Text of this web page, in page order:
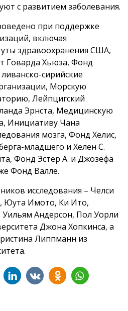
с развитием заболевания.
при поддержке
включая
здравоохранения США,
Говарда Хьюза, Фонд
сирийские
Морскую
Лейпцигский
Эрнста, Медицинскую
Инициативу Чана
мозга, Фонд Хелис,
младшего и Хелен С.
Фонд Эстер А. и Джозефа
Фонд Валле.
исследования – Челси
Юута Имото, Ки Ито,
Андерсон, Пол Уорли
Джона Хопкинса, а
Липпманн из